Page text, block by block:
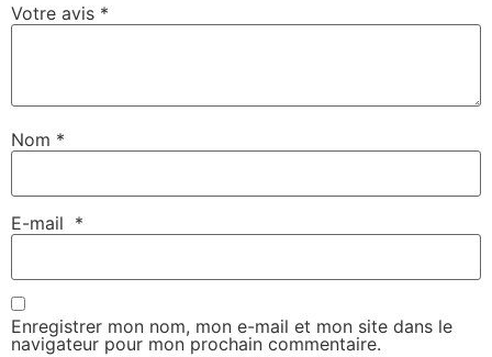
Votre avis *
Nom *
E-mail *
Enregistrer mon nom, mon e-mail et mon site dans le
navigateur pour mon prochain commentaire.